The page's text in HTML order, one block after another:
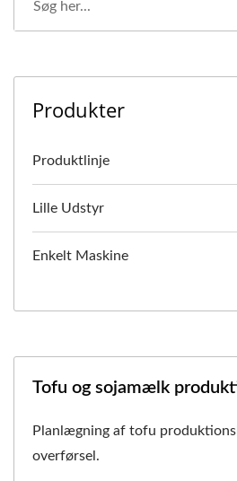
Produkter
Produktlinje
Lille Udstyr
Enkelt Maskine
Tofu og sojamælk
Planlægning af tofu
overførsel.